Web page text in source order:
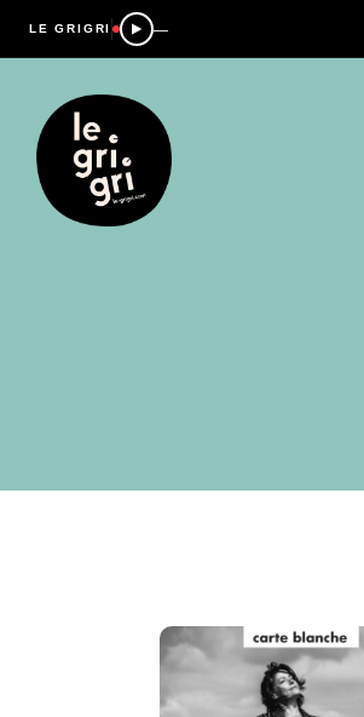
LE GRIGRI —